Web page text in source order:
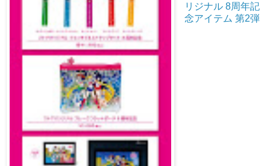
リジナル 8周年記
念アイテム 第2弾